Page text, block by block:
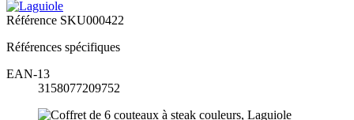
Référence SKU000422
Références spécifiques
EAN-13
3158077209752